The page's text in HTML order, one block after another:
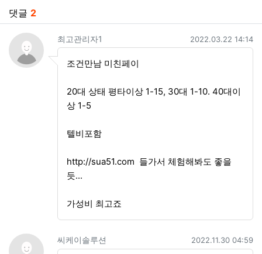
댓글 2
최고관리자1님의 댓글
최고관리자1 작성일
2022.03.22 14:14
조건만남 미친페이
20대 상태 평타이상 1-15, 30대 1-10. 40대이
상 1-5
텔비포함
http://sua51.com 들가서 체험해봐도 좋을
듯...
가성비 최고죠
씨케이솔루션님의 댓글
씨케이솔루션 작성일
2022.11.30 04:59